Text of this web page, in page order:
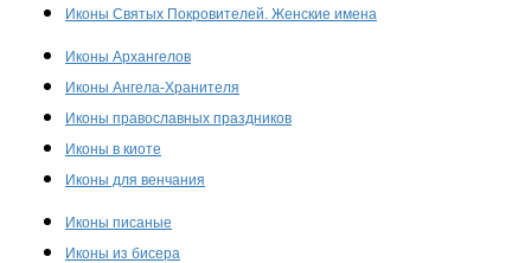
Иконы Святых Покровителей. Женские имена
Иконы Архангелов
Иконы Ангела-Хранителя
Иконы православных праздников
Иконы в киоте
Иконы для венчания
Иконы писаные
Иконы из бисера